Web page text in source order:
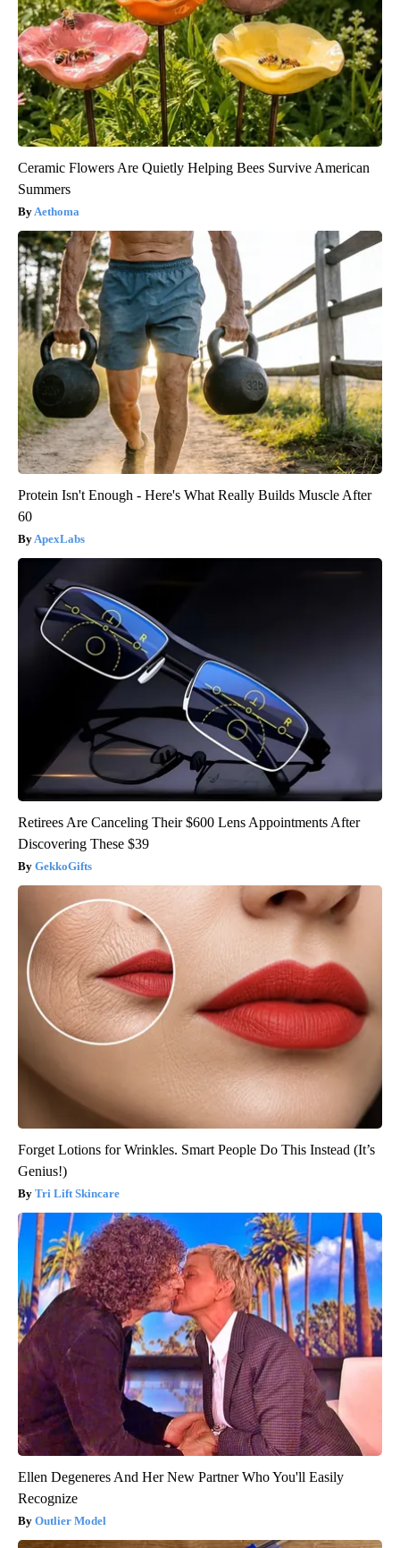
Ceramic Flowers Are Quietly Helping Bees Survive American
Summers
Aethoma
Protein Isn't Enough - Here's What Really Builds Muscle After
60
ApexLabs
Retirees Are Canceling Their $600 Lens Appointments After
Discovering These $39
GekkoGifts
Forget Lotions for Wrinkles. Smart People Do This Instead (It’s
Genius!)
Tri Lift Skincare
Ellen Degeneres And Her New Partner Who You'll Easily
Recognize
Outlier Model